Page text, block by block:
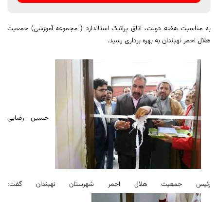
به مناسبت هفته دولت، اتاق پراتیک استاندارد ( مجموعه آموزشی) جمعیت
هلال احمر نهبندان به بهره برداری رسید.
حسین رضایی
رئیس جمعیت هلال احمر شهرستان نهبندان گفت: